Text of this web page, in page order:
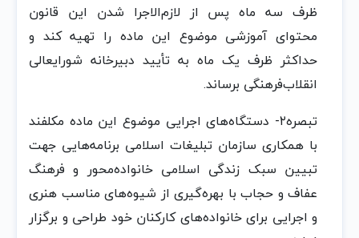
ظرف‌ سه‌ ماه‌ پس‌ از لازم‌الاجرا شدن‌ این‌ قانون‌
محتوای آموزشی‌ موضوع‌ این‌ ماده‌ را تهیه‌ کند و
حداکثر ظرف‌ یک‌ ماه‌ به‌ تأیید دبیرخانه‌ شورایعالی‌
انقلاب‌فرهنگی‌ برساند.
تبصره‌٢- دستگاه‌های اجرایی موضوع‌ این‌ ماده‌ مکلفند
با همکاری سازمان‌ تبلیغات‌ اسلامی‌ برنامه‌هایی‌ جهت‌
تبیین‌ سبک‌ زندگی‌ اسلامی‌ خانواده‌‌محور و فرهنگ‌
عفاف‌ و حجاب‌ با بهره‌گیری از شیوه‌های مناسب‌ هنری
و اجرایی‌ برای خانواده‌های کارکنان‌ خود طراحی‌ و برگزار